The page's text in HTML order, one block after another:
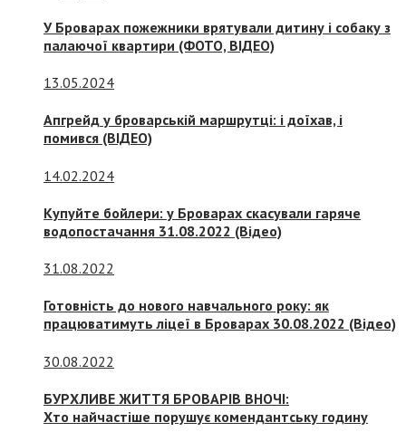
У Броварах пожежники врятували дитину і собаку з
палаючої квартири (ФОТО, ВІДЕО)
13.05.2024
Апгрейд у броварській маршрутці: і доїхав, і
помився (ВІДЕО)
14.02.2024
Купуйте бойлери: у Броварах скасували гаряче
водопостачання 31.08.2022 (Відео)
31.08.2022
Готовність до нового навчального року: як
працюватимуть ліцеї в Броварах 30.08.2022 (Відео)
30.08.2022
БУРХЛИВЕ ЖИТТЯ БРОВАРІВ ВНОЧІ:
Хто найчастіше порушує комендантську годину